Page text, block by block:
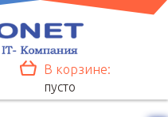
В корзине:
пусто